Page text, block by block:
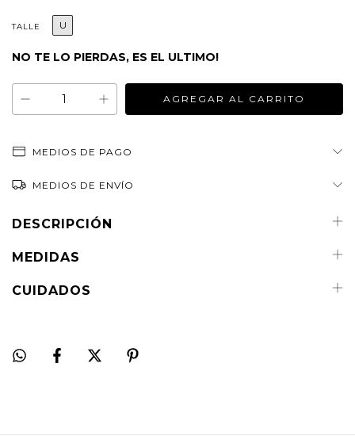
TALLE U
NO TE LO PIERDAS, ES EL ULTIMO!
MEDIOS DE PAGO
MEDIOS DE ENVÍO
DESCRIPCIÓN
MEDIDAS
CUIDADOS